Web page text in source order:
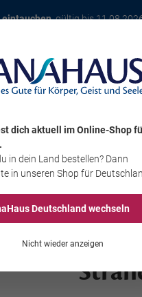
eintauchen, gültig bis
Karte
Wohnambiente
dich aktuell im Online-Shop
.
in dein Land bestellen? Dann
in unseren Shop für
Deutschland wechseln
Nicht wieder anzeigen